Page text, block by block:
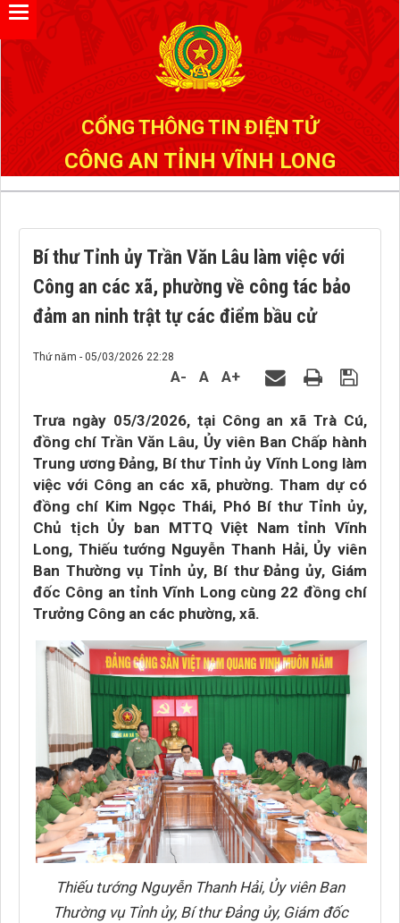
CỔNG THÔNG TIN ĐIỆN TỬ
CÔNG AN TỈNH VĨNH LONG
Bí thư Tỉnh ủy Trần Văn Lâu làm việc với
Công an các xã, phường về công tác bảo
đảm an ninh trật tự các điểm bầu cử
Thứ năm - 05/03/2026 22:28
A- A A+
Trưa ngày 05/3/2026, tại Công an xã Trà Cú,
đồng chí Trần Văn Lâu, Ủy viên Ban Chấp hành
Trung ương Đảng, Bí thư Tỉnh ủy Vĩnh Long làm
việc với Công an các xã, phường. Tham dự có
đồng chí Kim Ngọc Thái, Phó Bí thư Tỉnh ủy,
Chủ tịch Ủy ban MTTQ Việt Nam tỉnh Vĩnh
Long, Thiếu tướng Nguyễn Thanh Hải, Ủy viên
Ban Thường vụ Tỉnh ủy, Bí thư Đảng ủy, Giám
đốc Công an tỉnh Vĩnh Long cùng 22 đồng chí
Trưởng Công an các phường, xã.
Thiếu tướng Nguyễn Thanh Hải, Ủy viên Ban
Thường vụ Tỉnh ủy, Bí thư Đảng ủy, Giám đốc